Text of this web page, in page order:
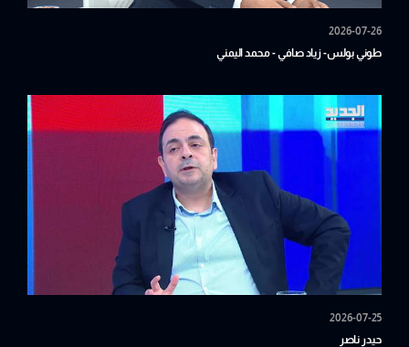
2026-07-26
طوني بولس- زياد صافي - محمد اليمني
2026-07-25
حيدر ناصر